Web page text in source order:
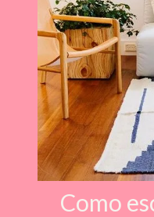
Como